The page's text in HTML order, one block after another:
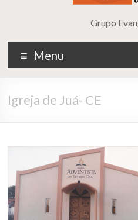
Grupo
Menu
Igreja de Juá- CE